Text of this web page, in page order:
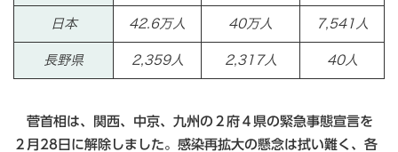
日本 42.6万人 40万人 7,541人
長野県 2,359人 2,317人 40人
菅首相は、関西、中京、九州の２府４県の緊急事態宣言を
２月28日に解除しました。感染再拡大の懸念は拭い難く、各